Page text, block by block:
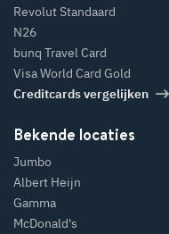
Revolut Standaard
N26
bunq Travel Card
Visa World Card Gold
Creditcards vergelijken
Bekende locaties
Jumbo
Albert Heijn
Gamma
McDonald's